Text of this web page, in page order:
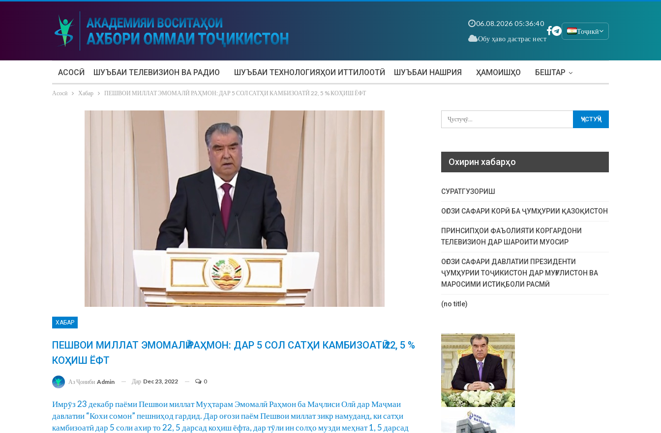
06.08.2026 05:36:41
Обу ҳаво дастрас нест
Тоҷикӣ
АСОСӢ ШУЪБАИ ТЕЛЕВИЗИОН ВА РАДИО ШУЪБАИ ТЕХНОЛОГИЯҲОИ ИТТИЛООТӢ ШУЪБАИ НАШРИЯ ҲАМОИШҲО БЕШТАР
Асосӣ Хабар ПЕШВОИ МИЛЛАТ ЭМОМАЛӢ РАҲМОН: ДАР 5 СОЛ САТҲИ КАМБИЗОАТӢ 22, 5 % КОҲИШ ЁФТ
ХАБАР
ПЕШВОИ МИЛЛАТ ЭМОМАЛӢ РАҲМОН: ДАР 5 СОЛ САТҲИ КАМБИЗОАТӢ 22, 5 %
КОҲИШ ЁФТ
Аз Ҷониби Admin Дар Dec 23, 2022 0
Имрӯз 23 декабр паёми Пешвои миллат Муҳтарам Эмомалӣ Раҳмон ба Маҷлиси Олӣ дар Маҷмаи
давлатии “Кохи сомон” пешниҳод гардид. Дар оғози паём Пешвои миллат зикр намуданд, ки сатҳи
камбизоатӣ дар 5 соли ахир то 22, 5 дарсад коҳиш ёфта, дар тӯли ин солҳо музди меҳнат 1, 5 дарсад
Охирин хабарҳо
СУРАТГУЗОРИШ
ОҒОЗИ САФАРИ КОРӢ БА ҶУМҲУРИИ ҚАЗОҚИСТОН
ПРИНСИПҲОИ ФАЪОЛИЯТИ КОРГАРДОНИ
ТЕЛЕВИЗИОН ДАР ШАРОИТИ МУОСИР
ОҒОЗИ САФАРИ ДАВЛАТИИ ПРЕЗИДЕНТИ
ҶУМҲУРИИ ТОҶИКИСТОН ДАР МУҒУЛИСТОН ВА
МАРОСИМИ ИСТИҚБОЛИ РАСМӢ
(no title)